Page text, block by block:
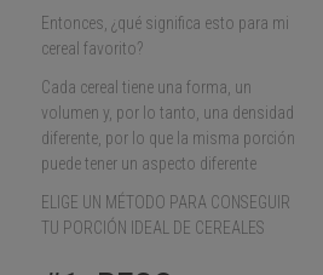
Entonces, ¿qué significa esto para mi
cereal favorito?
Cada cereal tiene una forma, un
volumen y, por lo tanto, una densidad
diferente, por lo que la misma porción
puede tener un aspecto diferente
ELIGE UN MÉTODO PARA CONSEGUIR
TU PORCIÓN IDEAL DE CEREALES